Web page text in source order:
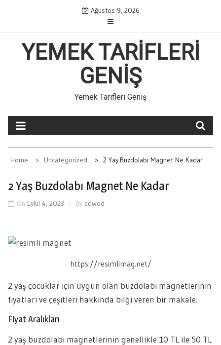
content
Ağustos 9, 2026
YEMEK TARIFLERI
GENIŞ
Yemek Tarifleri Geniş
Home Uncategorized 2 Yaş Buzdolabı Magnet Ne Kadar
2 Yaş Buzdolabı Magnet Ne Kadar
On Eylül 4, 2023 By adwod
https://resimlimag.net/
2 yaş çocuklar için uygun olan buzdolabı magnetlerinin
fiyatları ve çeşitleri hakkında bilgi veren bir makale.
Fiyat Aralıkları
2 yaş buzdolabı magnetlerinin genellikle 10 TL ile 50 TL